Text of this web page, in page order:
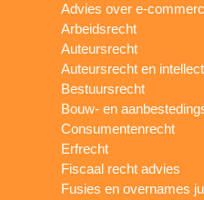
Advies over e-
Arbeidsrecht
Auteursrecht
Auteursrecht en
Bestuursrecht
Bouw- en
Consumentenrecht
Erfrecht
Fiscaal recht advies
Fusies en overnames